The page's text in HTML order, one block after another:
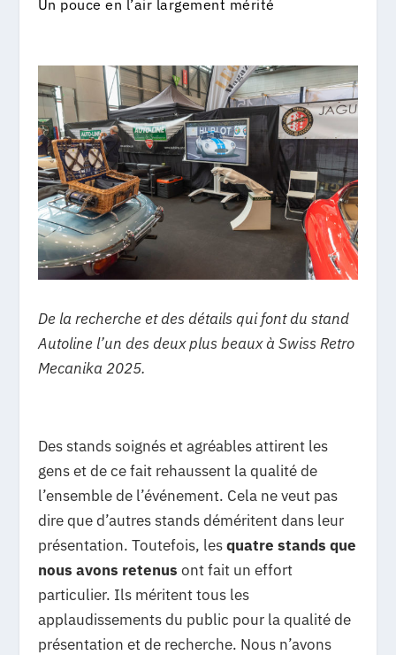
Un pouce en l’air largement mérité
De la recherche et des détails qui font du stand
Autoline l’un des deux plus beaux à Swiss Retro
Mecanika 2025.
Des stands soignés et agréables attirent les
gens et de ce fait rehaussent la qualité de
l’ensemble de l’événement. Cela ne veut pas
dire que d’autres stands déméritent dans leur
présentation. Toutefois, lesquatre stands que
nous avons retenus ont fait un effort
particulier. Ils méritent tous les
applaudissements du public pour la qualité de
présentation et de recherche. Nous n’avons